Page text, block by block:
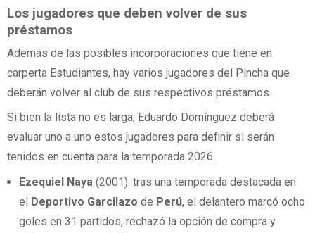
Los jugadores que deben volver de sus
préstamos
Además de las posibles incorporaciones que tiene en
carperta Estudiantes, hay varios jugadores del Pincha que
deberán volver al club de sus respectivos préstamos.
Si bien la lista no es larga, Eduardo Domínguez deberá
evaluar uno a uno estos jugadores para definir si serán
tenidos en cuenta para la temporada 2026.
Ezequiel Naya (2001): tras una temporada destacada en
el Deportivo Garcilazo de Perú, el delantero marcó ocho
goles en 31 partidos, rechazó la opción de compra y